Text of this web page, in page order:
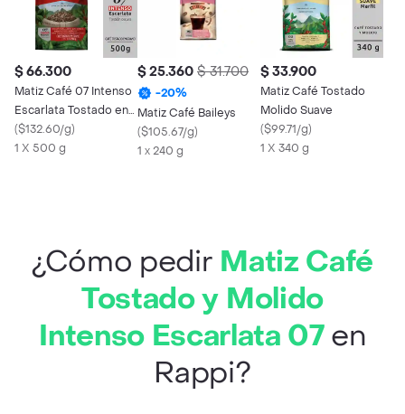
$ 66.300
Matiz Café 07 Intenso
Escarlata Tostado en
Grano
($132.60/g)
1 X 500 g
$ 25.360 $ 31.700
-20%
Matiz Café Baileys
($105.67/g)
1 x 240 g
$ 33.900
Matiz Café Tostado
Molido Suave
($99.71/g)
1 X 340 g
¿Cómo pedir Matiz Café
Tostado y Molido
Intenso Escarlata 07en
Rappi?